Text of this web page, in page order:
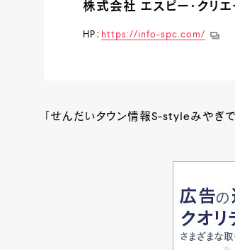
株式会社 エスピー・クリエ
HP： https://info-spc.com/
「せんだいタウン情報S-styleみやぎで